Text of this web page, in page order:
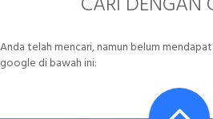
Anda telah mencari, namun belum
google di bawah ini: